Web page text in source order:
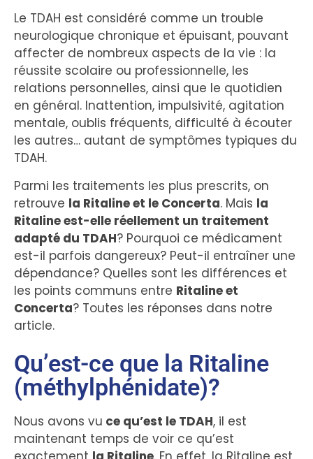
Le TDAH est considéré comme un trouble
neurologique chronique et épuisant, pouvant
affecter de nombreux aspects de la vie : la
réussite scolaire ou professionnelle, les
relations personnelles, ainsi que le quotidien
en général. Inattention, impulsivité, agitation
mentale, oublis fréquents, difficulté à écouter
les autres… autant de symptômes typiques du
TDAH.
Parmi les traitements les plus prescrits, on
retrouve la Ritaline et le Concerta. Mais la
Ritaline est-elle réellement un traitement
adapté du TDAH? Pourquoi ce médicament
est-il parfois dangereux? Peut-il entraîner une
dépendance? Quelles sont les différences et
les points communs entre Ritaline et
Concerta? Toutes les réponses dans notre
article.
Qu’est-ce que la Ritaline
(méthylphénidate)?
Nous avons vu ce qu’est le TDAH, il est
maintenant temps de voir ce qu’est